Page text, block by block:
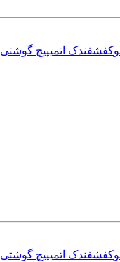
کفشفندک اتمیپیچ گوشتی
کفشفندک اتمیپیچ گوشتی